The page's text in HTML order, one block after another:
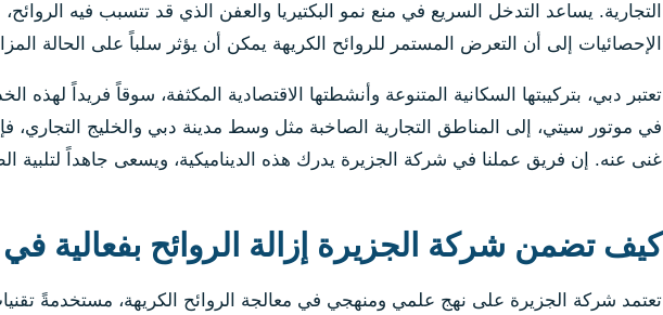
التجارية. يساعد التدخل السريع في منع نمو البكتيريا والعفن الذي قد تتسبب فيه
الإحصائيات إلى أن التعرض المستمر للروائح الكريهة يمكن أن يؤثر سلباً على الحالة
في موتور سيتي، إلى المناطق التجارية الصاخبة مثل وسط مدينة دبي والخليج التجاري،
غنى عنه. إن فريق عملنا في شركة الجزيرة يدرك هذه الديناميكية، ويسعى جاهداً لتلبية
كيف تضمن شركة الجزيرة إزالة الروائح بفعالية
تعتمد شركة الجزيرة على نهج علمي ومنهجي في معالجة الروائح الكريهة، مستخدمةً